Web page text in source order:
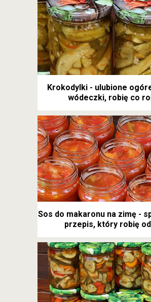
Krokodylki - ulubione
wódeczki, robię co
Sos do makaronu na zimę -
przepis, który robię